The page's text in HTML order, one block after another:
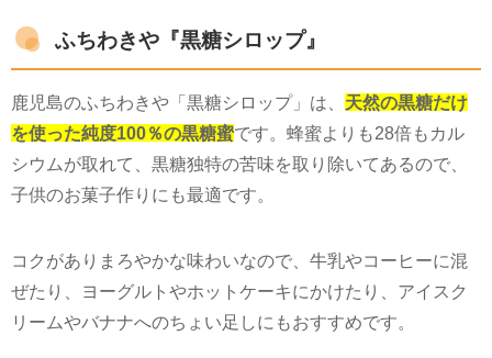
ふちわきや『黒糖シロップ』
鹿児島のふちわきや「黒糖シロップ」は、 天然の黒糖だけ
を使った純度100％の黒糖蜜です。蜂蜜よりも28倍もカル
シウムが取れて、黒糖独特の苦味を取り除いてあるので、
子供のお菓子作りにも最適です。
コクがありまろやかな味わいなので、牛乳やコーヒーに混
ぜたり、ヨーグルトやホットケーキにかけたり、アイスク
リームやバナナへのちょい足しにもおすすめです。